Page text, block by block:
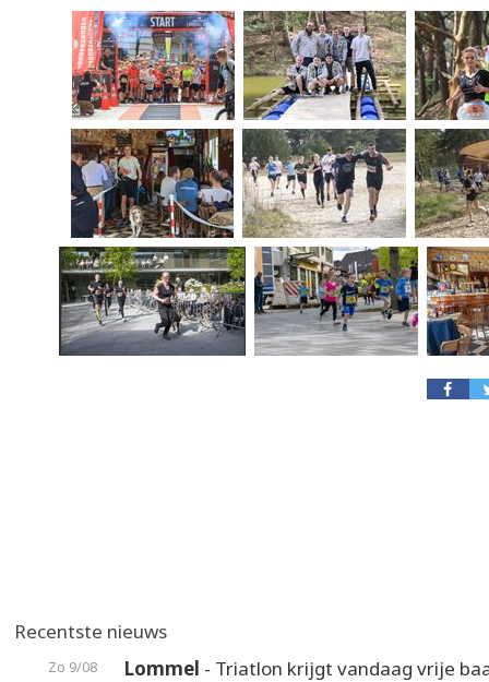
Recentste nieuws
Zo 9/08 Lommel - Triatlon krijgt vandaag vrije